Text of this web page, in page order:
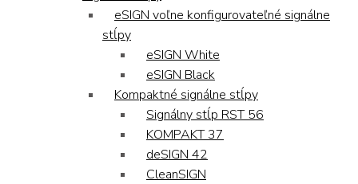
eSIGN voľne konfigurovateľné signálne
stĺpy
eSIGN White
eSIGN Black
Kompaktné signálne stĺpy
Signálny stĺp RST 56
KOMPAKT 37
deSIGN 42
CleanSIGN